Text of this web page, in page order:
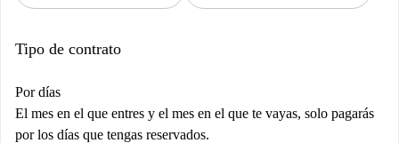
Tipo de contrato
Por días
El mes en el que entres y el mes en el que te vayas, solo pagarás
por los días que tengas reservados.